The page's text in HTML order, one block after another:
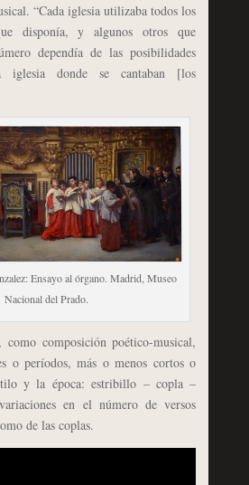
“Cada iglesia utilizaba todos los
disponía, y algunos otros que
dependía de las posibilidades
iglesia donde se cantaban [los
Ensayo al órgano. Madrid, Museo
Nacional del Prado.
composición poético-musical,
o períodos, más o menos cortos o
y la época: estribillo – copla –
en el número de versos
de las coplas.